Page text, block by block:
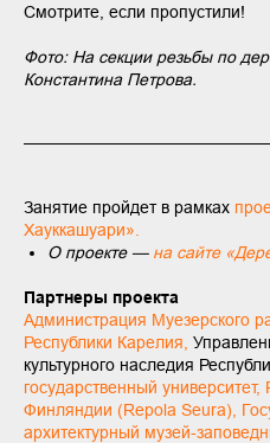
Смотрите, если пропустили!
Фото: На секции резьбы по
Константина Петрова.
Занятие пройдет в рамках
Хауккашуари»
О проекте — на сайте «
Партнеры проекта
Администрация Муезерского
Республики Карелия
культурного наследия
государственный университет,
Финляндии (Repola Seura)
архитектурный музей-